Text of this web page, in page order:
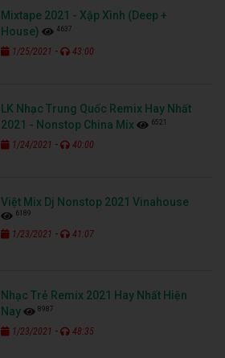
Mixtape 2021 - Xập Xình (Deep +
House)
4637
1/25/2021 - 43:00
LK Nhạc Trung Quốc Remix Hay Nhất
2021 - Nonstop China Mix
6521
1/24/2021 - 40:00
Việt Mix Dj Nonstop 2021 Vinahouse
6189
1/23/2021 - 41:07
Nhạc Trẻ Remix 2021 Hay Nhất Hiện
Nay
8987
1/23/2021 - 48:35